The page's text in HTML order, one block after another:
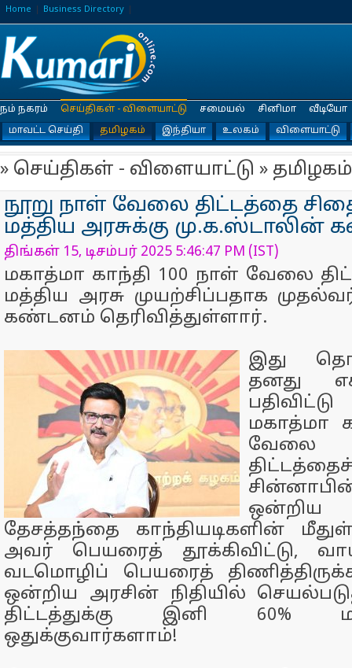
Home Business Directory
நம் நகரம்
செய்திகள் - விளையாட்டு
மாவட்ட செய்தி
தமிழகம் இந்தியா உலகம் விளையாட்டு
சமையல் சினிமா வீடியோ
» செய்திகள் - விளையாட்டு » தமிழகம்
நூறு நாள் வேலை திட்டத்தை
மத்திய அரசுக்கு
திங்கள் 15, டிசம்பர் 2025 5:46:47 PM (IST)
மகாத்மா காந்தி 100 நாள் வேலை
மத்திய அரசு முயற்சிப்பதாக
கண்டனம் தெரிவித்துள்ளார்.
இது
தனது
மகாத்மா
வேலை
ஒன்றிய
தேசத்தந்தை காந்தியடிகளின்
அவர் பெயரைத் தூக்கிவிட்டு,
வடமொழிப் பெயரைத்
ஒன்றிய அரசின் நிதியில்
திட்டத்துக்கு இனி 60%
ஒதுக்குவார்களாம்!